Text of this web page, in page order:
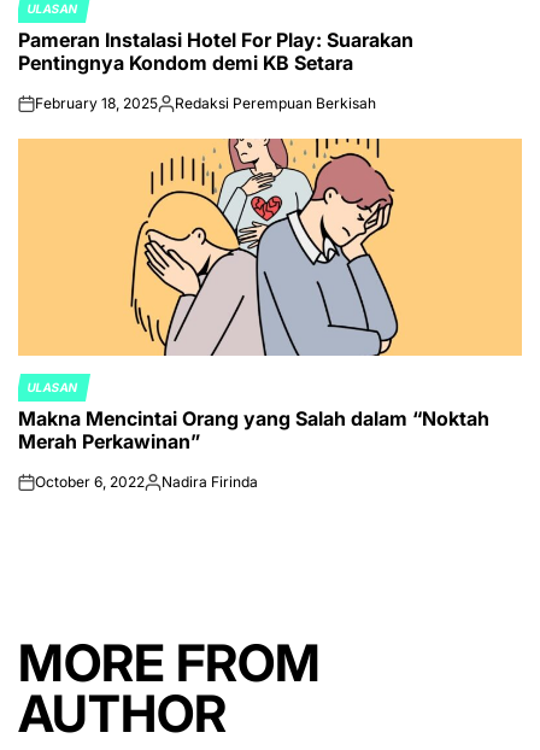
POSTED
IN
ULASAN
Pameran Instalasi Hotel For Play: Suarakan
Pentingnya Kondom demi KB Setara
onFebruary 18, 2025Posted
Redaksi Perempuan Berkisah
POSTED
IN
ULASAN
Makna Mencintai Orang yang Salah dalam “Noktah
Merah Perkawinan”
onOctober 6, 2022Posted
Nadira Firinda
MORE FROM
AUTHOR